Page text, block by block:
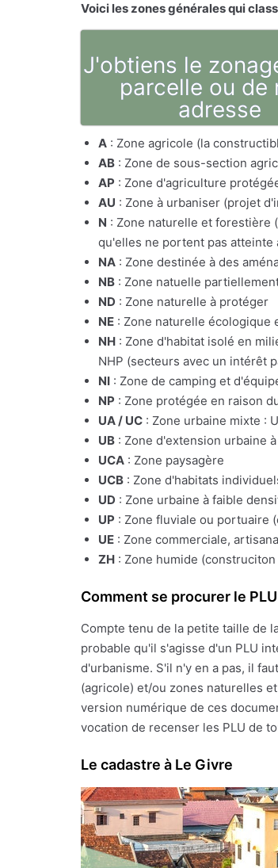
Voici les zones générales qui
J'obtiens le
parcelle ou de
adresse
A : Zone agricole (la
AB : Zone de sous-section
AP : Zone d'agriculture
AU : Zone à urbaniser (projet
N : Zone naturelle et forestière
qu'elles ne portent pas atteinte
NA : Zone destinée à des
NB : Zone natuelle
ND : Zone naturelle à protéger
NE : Zone naturelle écologique
NH : Zone d'habitat isolé en
NHP (secteurs avec un intérêt
NI : Zone de camping et
NP : Zone protégée en raison
UA / UC : Zone urbaine mixte :
UB : Zone d'extension urbaine
UCA : Zone paysagère
UCB : Zone d'habitats
UD : Zone urbaine à faible
UP : Zone fluviale ou portuaire
UE : Zone commerciale,
ZH : Zone humide
Comment se procurer le
Compte tenu de la petite taille de
probable qu'il s'agisse d'un PLU
d'urbanisme. S'il n'y en a pas, il
(agricole) et/ou zones naturelles
version numérique de ces
vocation de recenser les PLU de
Le cadastre à Le Givre